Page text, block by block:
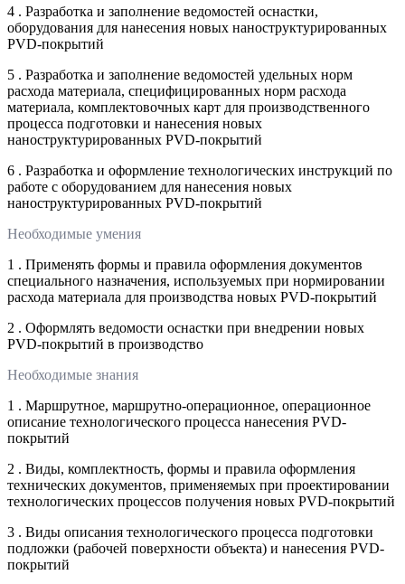
4 . Разработка и заполнение ведомостей оснастки,
оборудования для нанесения новых наноструктурированных
PVD-покрытий
5 . Разработка и заполнение ведомостей удельных норм
расхода материала, специфицированных норм расхода
материала, комплектовочных карт для производственного
процесса подготовки и нанесения новых
наноструктурированных PVD-покрытий
6 . Разработка и оформление технологических инструкций по
работе с оборудованием для нанесения новых
наноструктурированных PVD-покрытий
Необходимые умения
1 . Применять формы и правила оформления документов
специального назначения, используемых при нормировании
расхода материала для производства новых PVD-покрытий
2 . Оформлять ведомости оснастки при внедрении новых
PVD-покрытий в производство
Необходимые знания
1 . Маршрутное, маршрутно-операционное, операционное
описание технологического процесса нанесения PVD-
покрытий
2 . Виды, комплектность, формы и правила оформления
технических документов, применяемых при проектировании
технологических процессов получения новых PVD-покрытий
3 . Виды описания технологического процесса подготовки
подложки (рабочей поверхности объекта) и нанесения PVD-
покрытий